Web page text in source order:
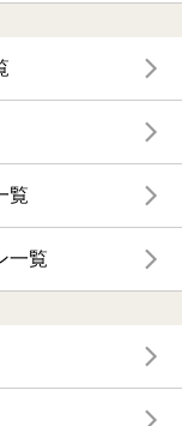
覧
一覧